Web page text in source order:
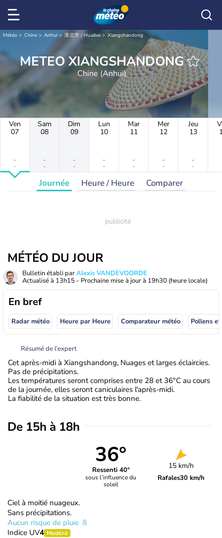
Météo Chine Anhui 淮北市 / Huaibei Xiangshandong
METEO XIANGSHANDONG
Chine (Anhui)
Ven
07
-
-
Sam
08
-
-
Dim
09
-
-
Lun
10
-
-
Mar
11
-
-
Mer
12
-
-
Jeu
13
-
-
Journée Heure / Heure Comparer
MÉTÉO DU JOUR
Bulletin établi parAlexis VANDEVOORDE
Actualisé à 13h15 - Prochaine mise à jour à 19h30 (heure locale)
En bref
Radar météo Heure par Heure Comparateur météo Pollens
Résumé de l’expert
Cet après-midi à Xiangshandong, Nuages et larges éclaircies.
Pas de précipitations.
Les températures seront comprises entre 28 et 36°C au cours
de la journée, elles seront caniculaires l'après-midi.
La fiabilité de la situation est très bonne.
De 15h à 18h
36°
Ressenti 40°
sous l’influence du
soleil
15 km/h
Rafales30 km/h
Ciel à moitié nuageux.
Sans précipitations.
Aucun risque de pluie
Indice UV4 Modéré